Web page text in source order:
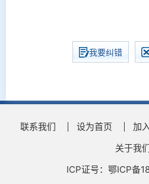
我要纠错
联系我们 设为首页 加
关于我
ICP证号：鄂ICP备